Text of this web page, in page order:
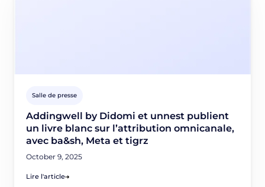
Salle de presse
Addingwell by Didomi et unnest publient
un livre blanc sur l’attribution omnicanale,
avec ba&sh, Meta et tigrz
October 9, 2025
Lire l'article